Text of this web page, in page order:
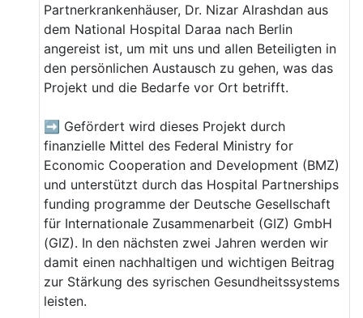
Partnerkrankenhäuser, Dr. Nizar Alrashdan aus
dem National Hospital Daraa nach Berlin
angereist ist, um mit uns und allen Beteiligten in
den persönlichen Austausch zu gehen, was das
Projekt und die Bedarfe vor Ort betrifft.
➡️ Gefördert wird dieses Projekt durch
finanzielle Mittel des Federal Ministry for
Economic Cooperation and Development (BMZ)
und unterstützt durch das Hospital Partnerships
funding programme der Deutsche Gesellschaft
für Internationale Zusammenarbeit (GIZ) GmbH
(GIZ). In den nächsten zwei Jahren werden wir
damit einen nachhaltigen und wichtigen Beitrag
zur Stärkung des syrischen Gesundheitssystems
leisten.